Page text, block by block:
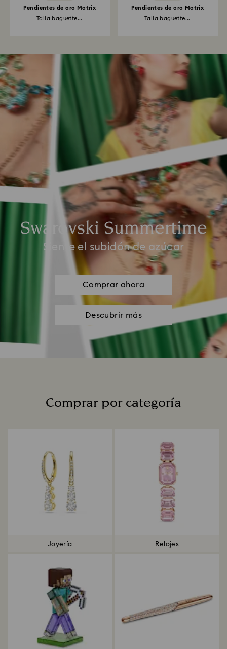
Pendientes de aro Matrix
Talla baguette...
Pendientes de aro Matrix
Talla baguette...
Swarovski Summertime
Siente el subidón de azúcar
Comprar ahora
Descubrir más
Comprar por categoría
Joyería Relojes